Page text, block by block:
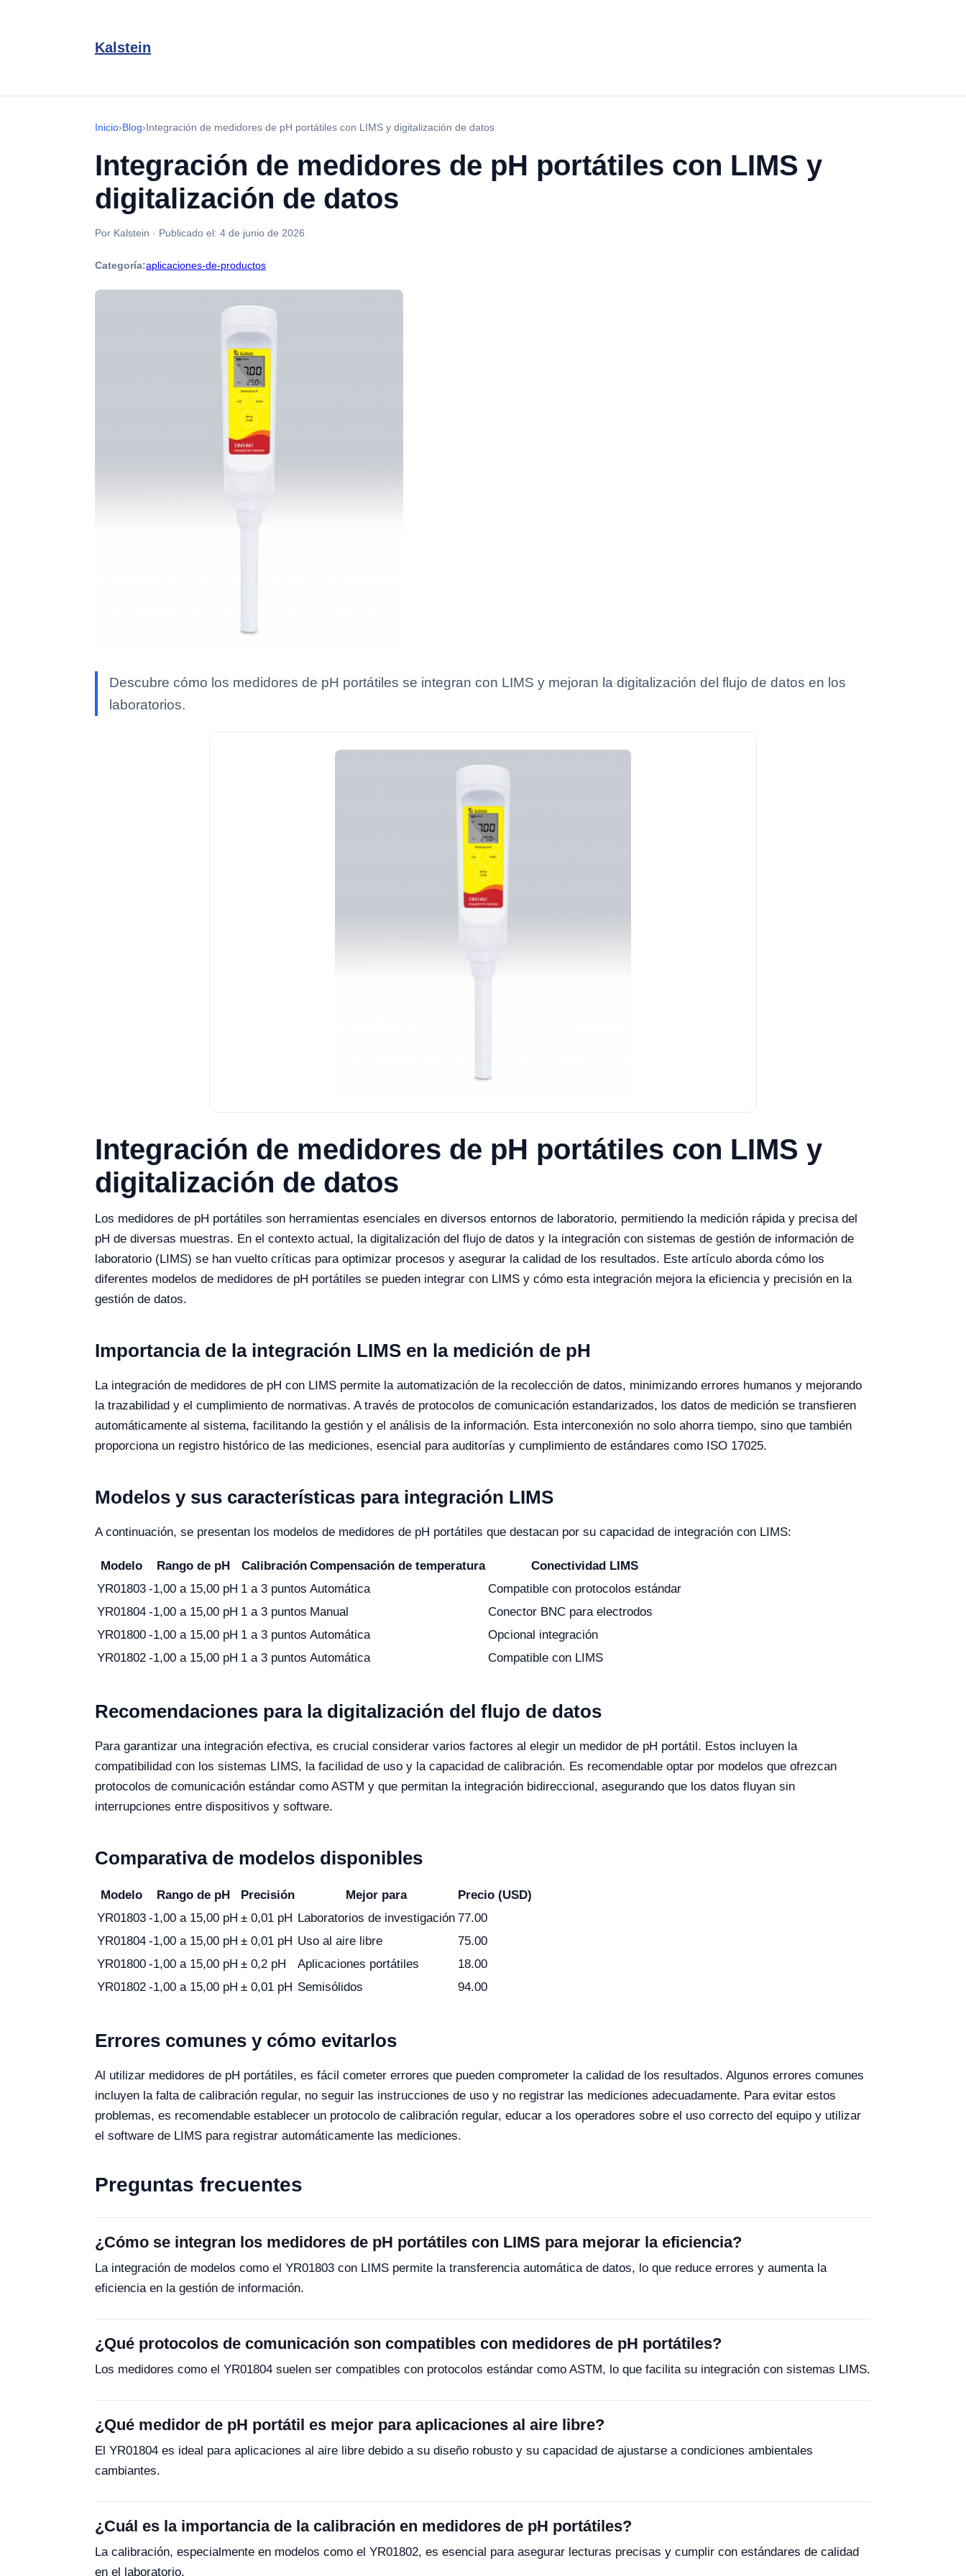
Kalstein
Inicio›Blog›Integración de medidores de pH portátiles con LIMS y digitalización de datos
Integración de medidores de pH portátiles con LIMS y
digitalización de datos
Por Kalstein · Publicado el: 4 de junio de 2026
Categoría:aplicaciones-de-productos
Descubre cómo los medidores de pH portátiles se integran con LIMS y mejoran la digitalización del flujo de datos en los
laboratorios.
Integración de medidores de pH portátiles con LIMS y
digitalización de datos
Los medidores de pH portátiles son herramientas esenciales en diversos entornos de laboratorio, permitiendo la medición rápida y precisa del
pH de diversas muestras. En el contexto actual, la digitalización del flujo de datos y la integración con sistemas de gestión de información de
laboratorio (LIMS) se han vuelto críticas para optimizar procesos y asegurar la calidad de los resultados. Este artículo aborda cómo los
diferentes modelos de medidores de pH portátiles se pueden integrar con LIMS y cómo esta integración mejora la eficiencia y precisión en la
gestión de datos.
Importancia de la integración LIMS en la medición de pH
La integración de medidores de pH con LIMS permite la automatización de la recolección de datos, minimizando errores humanos y mejorando
la trazabilidad y el cumplimiento de normativas. A través de protocolos de comunicación estandarizados, los datos de medición se transfieren
automáticamente al sistema, facilitando la gestión y el análisis de la información. Esta interconexión no solo ahorra tiempo, sino que también
proporciona un registro histórico de las mediciones, esencial para auditorías y cumplimiento de estándares como ISO 17025.
Modelos y sus características para integración LIMS
A continuación, se presentan los modelos de medidores de pH portátiles que destacan por su capacidad de integración con LIMS:
Modelo Rango de pH Calibración Compensación de temperatura
Conectividad LIMS
YR01803 -1,00 a 15,00 pH 1 a 3 puntos Automática
Compatible con protocolos estándar
YR01804 -1,00 a 15,00 pH 1 a 3 puntos Manual
Conector BNC para electrodos
YR01800 -1,00 a 15,00 pH 1 a 3 puntos Automática
Opcional integración
YR01802 -1,00 a 15,00 pH 1 a 3 puntos Automática Compatible con LIMS
Recomendaciones para la digitalización del flujo de datos
Para garantizar una integración efectiva, es crucial considerar varios factores al elegir un medidor de pH portátil. Estos incluyen la
compatibilidad con los sistemas LIMS, la facilidad de uso y la capacidad de calibración. Es recomendable optar por modelos que ofrezcan
protocolos de comunicación estándar como ASTM y que permitan la integración bidireccional, asegurando que los datos fluyan sin
interrupciones entre dispositivos y software.
Comparativa de modelos disponibles
Modelo Rango de pH Precisión Mejor para
Precio (USD)
YR01803 -1,00 a 15,00 pH ± 0,01 pH Laboratorios de investigación 77.00
YR01804 -1,00 a 15,00 pH ± 0,01 pH Uso al aire libre
75.00
YR01800 -1,00 a 15,00 pH ± 0,2 pH Aplicaciones portátiles
18.00
YR01802 -1,00 a 15,00 pH ± 0,01 pH Semisólidos 94.00
Errores comunes y cómo evitarlos
Al utilizar medidores de pH portátiles, es fácil cometer errores que pueden comprometer la calidad de los resultados. Algunos errores comunes
incluyen la falta de calibración regular, no seguir las instrucciones de uso y no registrar las mediciones adecuadamente. Para evitar estos
problemas, es recomendable establecer un protocolo de calibración regular, educar a los operadores sobre el uso correcto del equipo y utilizar
el software de LIMS para registrar automáticamente las mediciones.
Preguntas frecuentes
¿Cómo se integran los medidores de pH portátiles con LIMS para mejorar la eficiencia?
La integración de modelos como el YR01803 con LIMS permite la transferencia automática de datos, lo que reduce errores y aumenta la
eficiencia en la gestión de información.
¿Qué protocolos de comunicación son compatibles con medidores de pH portátiles?
Los medidores como el YR01804 suelen ser compatibles con protocolos estándar como ASTM, lo que facilita su integración con sistemas LIMS.
¿Qué medidor de pH portátil es mejor para aplicaciones al aire libre?
El YR01804 es ideal para aplicaciones al aire libre debido a su diseño robusto y su capacidad de ajustarse a condiciones ambientales
cambiantes.
¿Cuál es la importancia de la calibración en medidores de pH portátiles?
La calibración, especialmente en modelos como el YR01802, es esencial para asegurar lecturas precisas y cumplir con estándares de calidad
en el laboratorio.